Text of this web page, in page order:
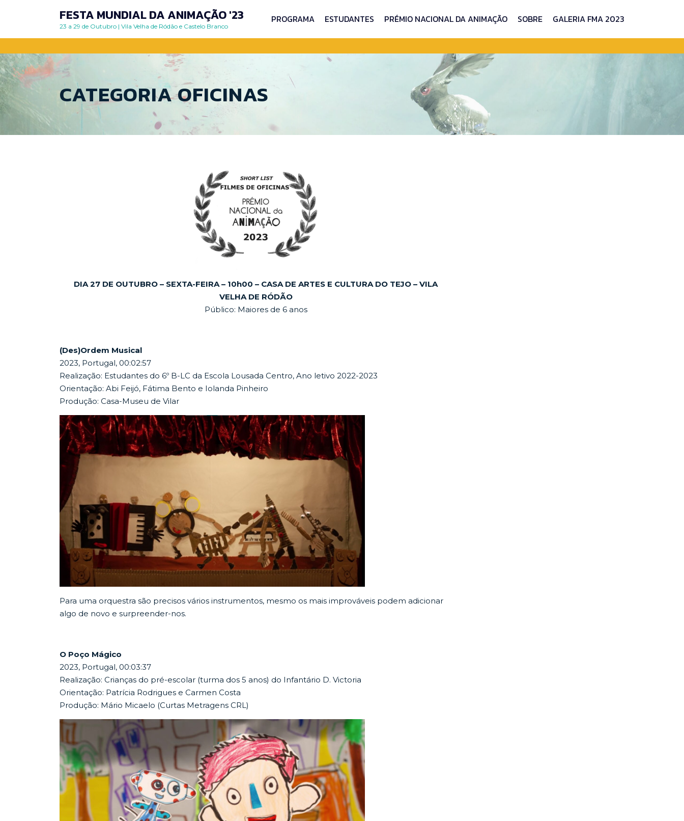
FESTA MUNDIAL DA ANIMAÇÃO '23
23 a 29 de Outubro | Vila Velha de Ródão e Castelo Branco
PROGRAMA ESTUDANTES PRÉMIO NACIONAL DA ANIMAÇÃO SOBRE GALERIA FMA 2023
CATEGORIA OFICINAS
DIA 27 DE OUTUBRO – SEXTA-FEIRA – 10h00 – CASA DE ARTES E CULTURA DO TEJO – VILA
VELHA DE RÓDÃO
Público: Maiores de 6 anos
(Des)Ordem Musical
2023, Portugal, 00:02:57
Realização: Estudantes do 6º B-LC da Escola Lousada Centro, Ano letivo 2022-2023
Orientação: Abi Feijó, Fátima Bento e Iolanda Pinheiro
Produção: Casa-Museu de Vilar
Para uma orquestra são precisos vários instrumentos, mesmo os mais improváveis podem adicionar
algo de novo e surpreender-nos.
O Poço Mágico
2023, Portugal, 00:03:37
Realização: Crianças do pré-escolar (turma dos 5 anos) do Infantário D. Victoria
Orientação: Patrícia Rodrigues e Carmen Costa
Produção: Mário Micaelo (Curtas Metragens CRL)